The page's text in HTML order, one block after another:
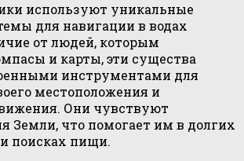
используют уникальные
для навигации в водах
от людей, которым
и карты, эти существа
инструментами для
местоположения и
Они чувствуют
Земли, что помогает им в долгих
поисках пищи.